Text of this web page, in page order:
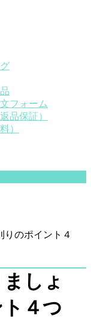
フォーム
品保証）
）
りのポイント４
しょ
ト４つ